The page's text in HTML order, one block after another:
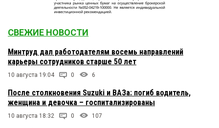
СВЕЖИЕ НОВОСТИ
Минтруд дал работодателям восемь направлений
карьеры сотрудников старше 50 лет
10 августа 19:04 0 6
После столкновения Suzuki и ВАЗа: погиб водитель,
женщина и девочка – госпитализированы
10 августа 18:32 0 107